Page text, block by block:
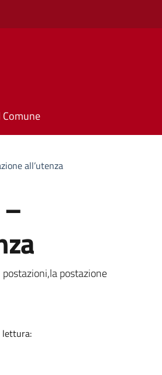
all’utenza
postazione
lettura: